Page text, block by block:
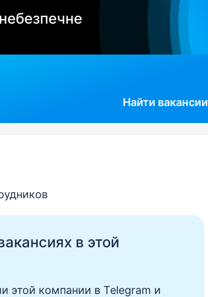
Найти вакансии
в этой
этой компании в Telegram и